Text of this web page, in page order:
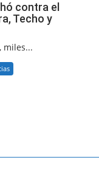
contra el
Techo y
miles...